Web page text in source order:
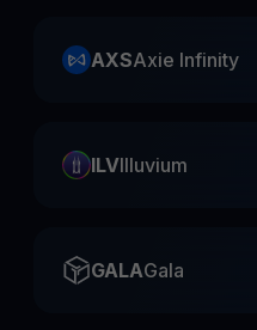
AXSAxie Infinity
ILVIlluvium
GALAGala